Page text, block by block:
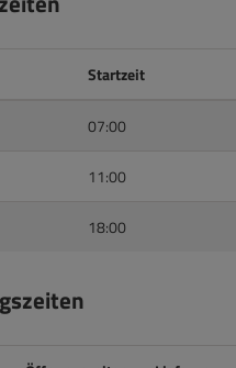
Startzeit
07:00
11:00
18:00